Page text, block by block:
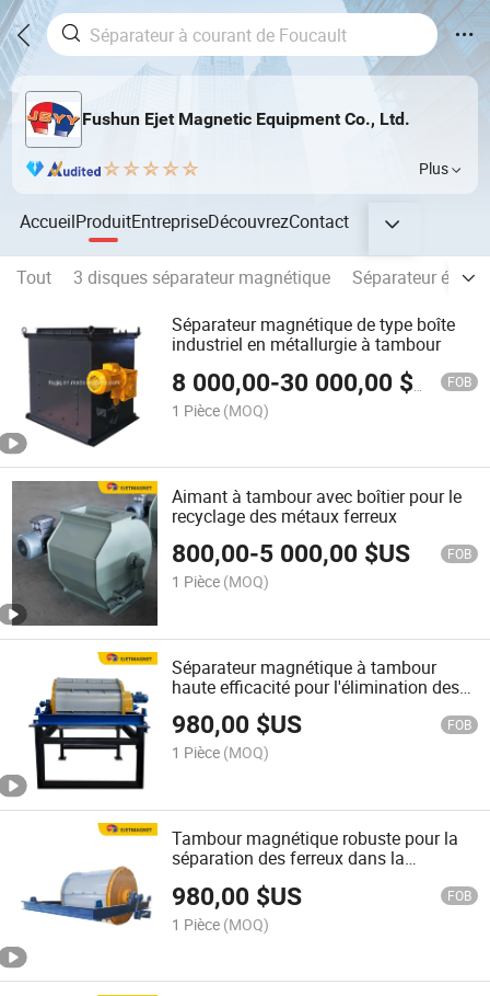
Fushun Ejet Magnetic Equipment Co., Ltd.
Plus
AccueilProduitEntrepriseDécouvrezContact
Tout 3 disques séparateur magnétique
Séparateur
Séparateur magnétique de type boîte
industriel en métallurgie à tambour
8 000,00-30 000,00 $US FOB
1 Pièce (MOQ)
Aimant à tambour avec boîtier pour le
recyclage des métaux ferreux
800,00-5 000,00 $US FOB
1 Pièce (MOQ)
Séparateur magnétique à tambour
haute efficacité pour l'élimination des
métaux ferreux
980,00 $US FOB
1 Pièce (MOQ)
Tambour magnétique robuste pour la
séparation des ferreux dans la
980,00 $US FOB
1 Pièce (MOQ)